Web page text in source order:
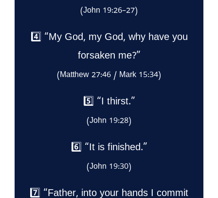
(John 19:26–27)
4️⃣ “My God, my God, why have you
forsaken me?”
(Matthew 27:46 / Mark 15:34)
5️⃣ “I thirst.”
(John 19:28)
6️⃣ “It is finished.”
(John 19:30)
7️⃣ “Father, into your hands I commit